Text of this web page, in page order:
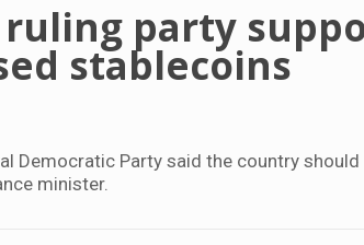
ruling party
stablecoins
Democratic Party said the country
minister.